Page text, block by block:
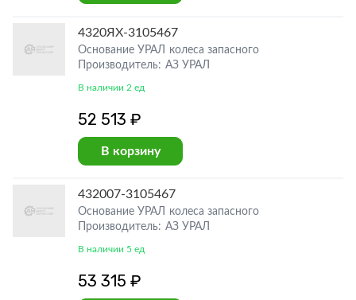
4320ЯХ-3105467
Основание УРАЛ колеса запасного
Производитель: АЗ УРАЛ
В наличии 2 ед
52 513 ₽
В корзину
432007-3105467
Основание УРАЛ колеса запасного
Производитель: АЗ УРАЛ
В наличии 5 ед
53 315 ₽